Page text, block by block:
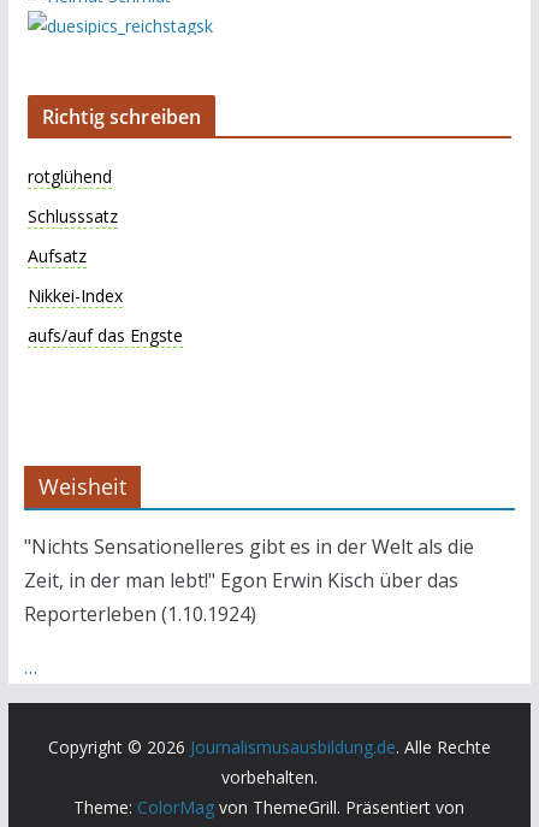
Richtig schreiben
rotglühend
Schlusssatz
Aufsatz
Nikkei-Index
aufs/auf das Engste
Weisheit
"Nichts Sensationelleres gibt es in der Welt als die
Zeit, in der man lebt!" Egon Erwin Kisch über das
Reporterleben (1.10.1924)
…
Copyright © 2026 Journalismusausbildung.de. Alle Rechte
vorbehalten.
Theme: ColorMag von ThemeGrill. Präsentiert von